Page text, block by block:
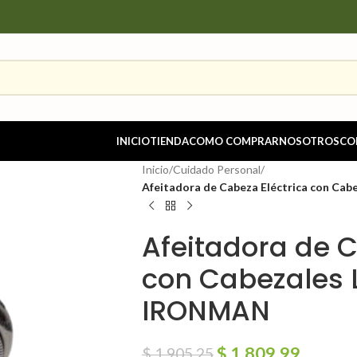
INICIOTIENDACOMO COMPRARNOSOTROS
Inicio/Cuidado Personal/
Afeitadora de Cabeza Eléctrica con
Afeitadora de
con Cabezales
IRONMAN